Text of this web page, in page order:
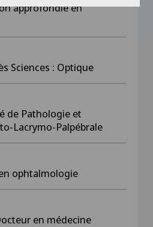
approfondie en
Sciences : Optique
de Pathologie et
Lacrymo-Palpébrale
ophtalmologie
en médecine